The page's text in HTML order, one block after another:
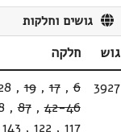
גושים וחלקות
גוש
חלקה
3927
6
,
17
,
19
,
42-46
,
87
,
117
,
122
,
143